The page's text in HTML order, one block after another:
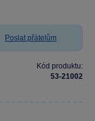
Poslat přátelům
Kód produktu:
53-21002